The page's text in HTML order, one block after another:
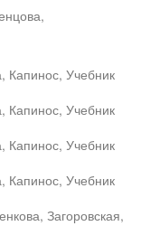
Капинос, Учебник
Капинос, Учебник
Капинос, Учебник
Капинос, Учебник
Загоровская,